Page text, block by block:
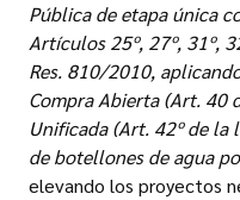
Pública de etapa única
Artículos 25º, 27º, 31º,
Res. 810/2010,
Compra Abierta (Art. 40
Unificada (Art. 42º de la
de botellones de agua
elevando los proyectos